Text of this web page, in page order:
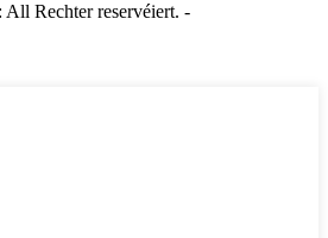
Rechter reservéiert. -